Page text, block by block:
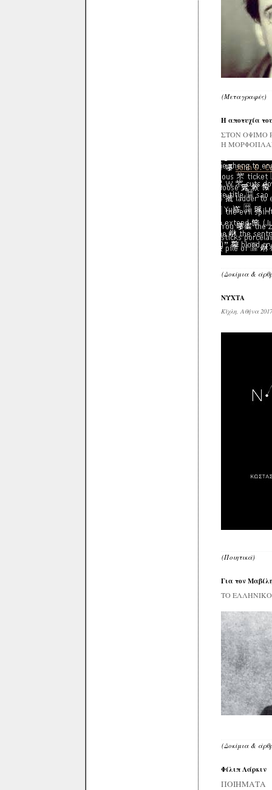
(Μεταγραφές)
Η αποτυχία
ΣΤΟΝ ΟΨΙΜΟ
Η
(Δοκίμια &
ΝΥΧΤΑ
Κίχλη, Αθήνα 2017
(Ποιητικά)
Για τον
ΤΟ
(Δοκίμια &
Φίλιπ Λάρκιν
ΠΟΙΗΜΑΤΑ